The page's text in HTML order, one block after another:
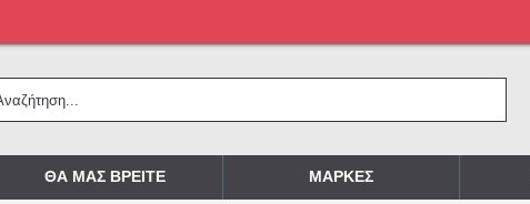
ΘΑ ΜΑΣ ΒΡΕΙΤΕ ΜΑΡΚΕΣ